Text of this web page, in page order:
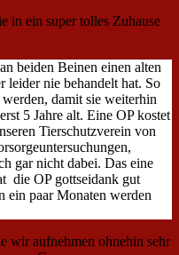
in ein super tolles Zuhause
beiden Beinen einen alten
leider nie behandelt hat. So
damit sie weiterhin
5 Jahre alt. Eine OP kostet
Tierschutzverein von
gar nicht dabei. Das eine
die OP gottseidank gut
ein paar Monaten werden
wir aufnehmen ohnehin sehr